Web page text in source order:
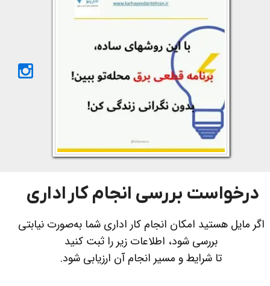
درخواست بررسی انجام کار اداری
اگر مایل هستید امکان انجام کار اداری شما به‌صورت نیابتی
بررسی شود، اطلاعات زیر را ثبت کنید
​​​​​​​تا شرایط و مسیر انجام آن ارزیابی شود.​​​​​​​